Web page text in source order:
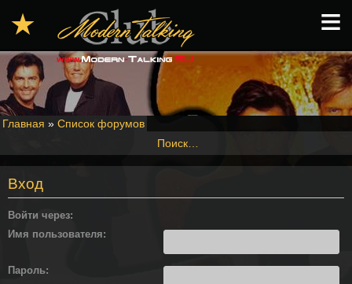
Главная » Список форумов
Поиск…
Вход
Войти через:
Имя пользователя:
Пароль:
★ ≡